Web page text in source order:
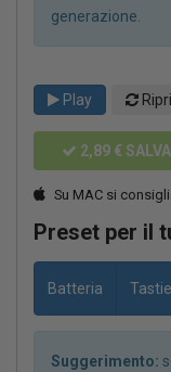
generazione.
Play
2,89 €
Su MAC si
Preset per il
Batteria
Suggerimento: